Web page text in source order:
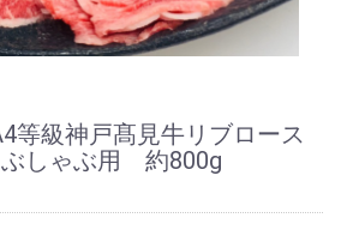
等級神戸髙見牛リブロース
しゃぶ用 約800g